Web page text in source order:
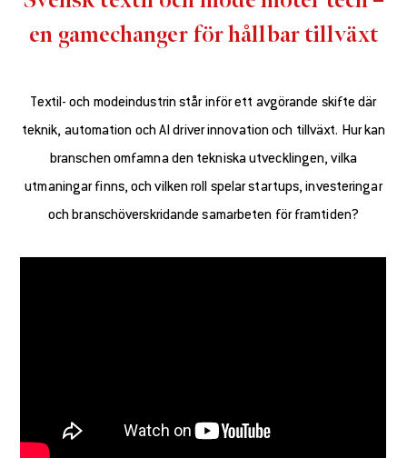
en gamechanger för hållbar tillväxt
Textil- och modeindustrin står inför ett avgörande skifte där
teknik, automation och AI driver innovation och tillväxt. Hur kan
branschen omfamna den tekniska utvecklingen, vilka
utmaningar finns, och vilken roll spelar startups, investeringar
och branschöverskridande samarbeten för framtiden?